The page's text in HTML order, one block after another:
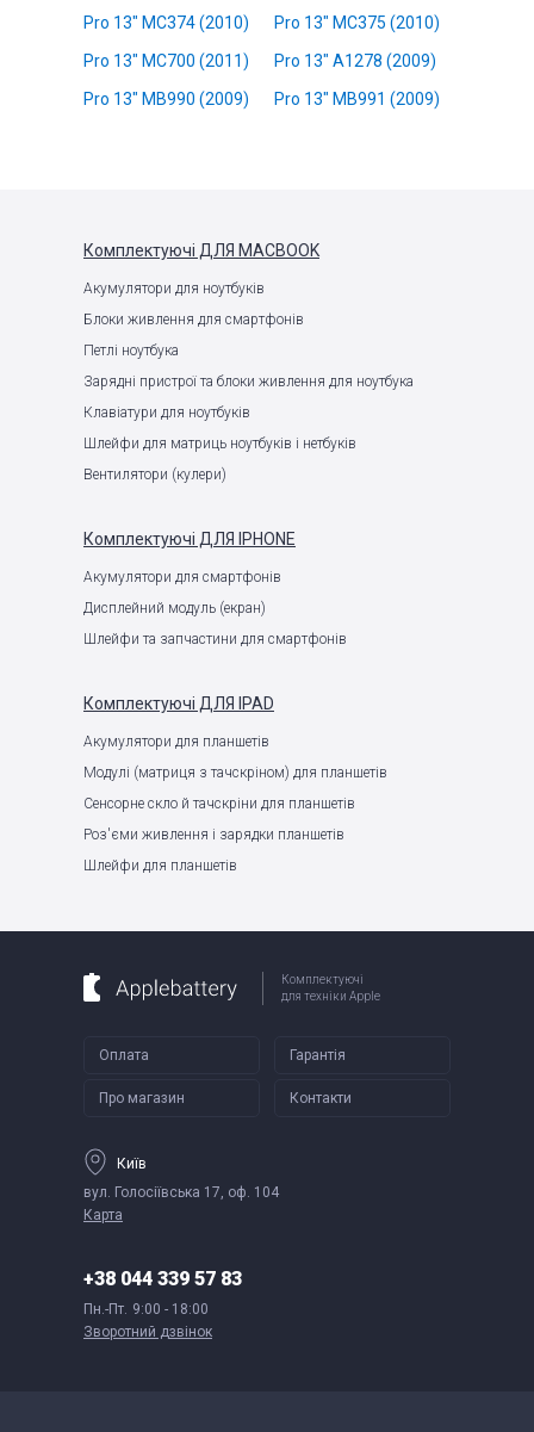
Pro 13" MC374 (2010)
Pro 13" MC375 (2010)
Pro 13" MC700 (2011)
Pro 13" A1278 (2009)
Pro 13" MB990 (2009)
Pro 13" MB991 (2009)
Комплектуючі ДЛЯ MACBOOK
Акумулятори для ноутбуків
Блоки живлення для смартфонів
Петлі ноутбука
Зарядні пристрої та блоки живлення для ноутбука
Клавіатури для ноутбуків
Шлейфи для матриць ноутбуків і нетбуків
Вентилятори (кулери)
Комплектуючі ДЛЯ IPHONE
Акумулятори для смартфонів
Дисплейний модуль (екран)
Шлейфи та запчастини для смартфонів
Комплектуючі ДЛЯ IPAD
Акумулятори для планшетів
Модулі (матриця з тачскріном) для планшетів
Сенсорне скло й тачскріни для планшетів
Роз'єми живлення і зарядки планшетів
Шлейфи для планшетів
Комплектуючі
для техніки Apple
Оплата Гарантія
Про магазин Контакти
Київ
вул. Голосіївська 17, оф. 104
Карта
+38 044 339 57 83
Пн.-Пт. 9:00 - 18:00
Зворотний дзвінок